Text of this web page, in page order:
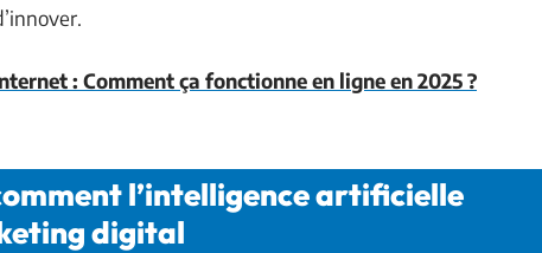
: Comment ça fonctionne en ligne en 2025 ?
l’intelligence artificielle
digital